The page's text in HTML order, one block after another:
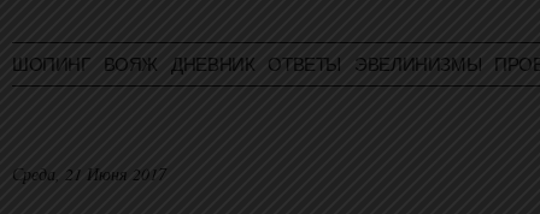
ШОПИНГ ВОЯЖ ДНЕВНИК ОТВЕТЫ ЭВЕЛИНИЗМЫ
Среда, 21 Июня 2017